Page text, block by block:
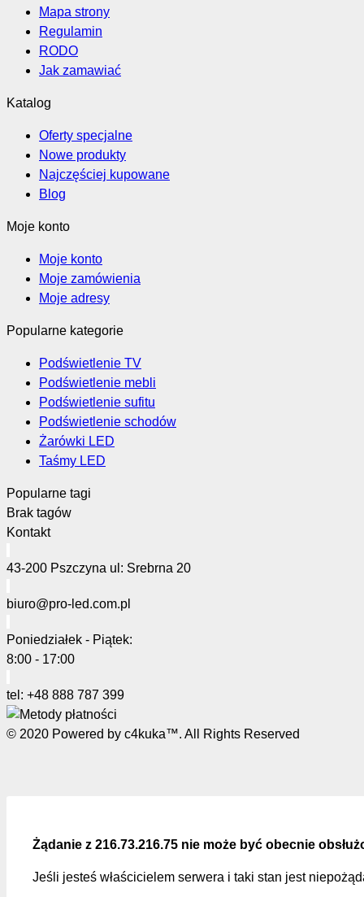
Mapa strony
Regulamin
RODO
Jak zamawiać
Katalog
Oferty specjalne
Nowe produkty
Najczęściej kupowane
Blog
Moje konto
Moje konto
Moje zamówienia
Moje adresy
Popularne kategorie
Podświetlenie TV
Podświetlenie mebli
Podświetlenie sufitu
Podświetlenie schodów
Żarówki LED
Taśmy LED
Popularne tagi
Brak tagów
Kontakt
43-200 Pszczyna ul: Srebrna 20
biuro@pro-led.com.pl
Poniedziałek - Piątek:
8:00 - 17:00
tel: +48 888 787 399
© 2020 Powered by c4kuka™. All Rights Reserved
Żądanie z 216.73.216.75 nie może być obecnie
Jeśli jesteś właścicielem serwera i taki stan jest